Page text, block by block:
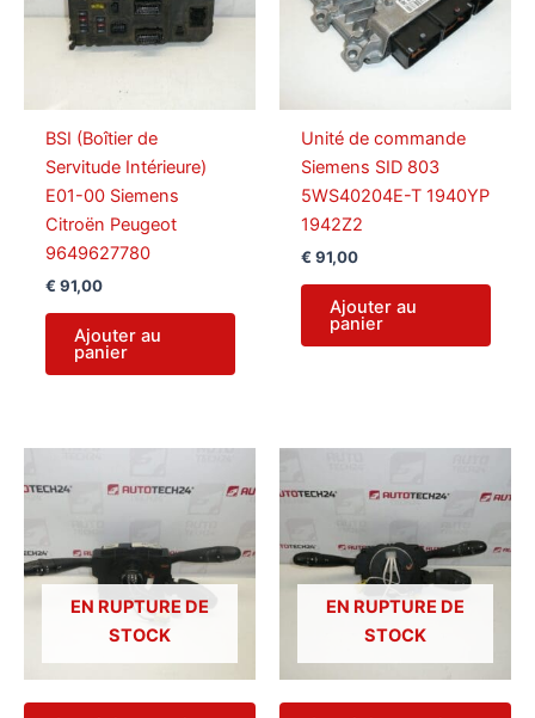
BSI (Boîtier de
Servitude Intérieure)
E01-00 Siemens
Citroën Peugeot
9649627780
€ 91,00
Ajouter au
panier
Unité de commande
Siemens SID 803
5WS40204E-T 1940YP
1942Z2
€ 91,00
Ajouter au
panier
EN RUPTURE DE
STOCK
EN RUPTURE DE
STOCK